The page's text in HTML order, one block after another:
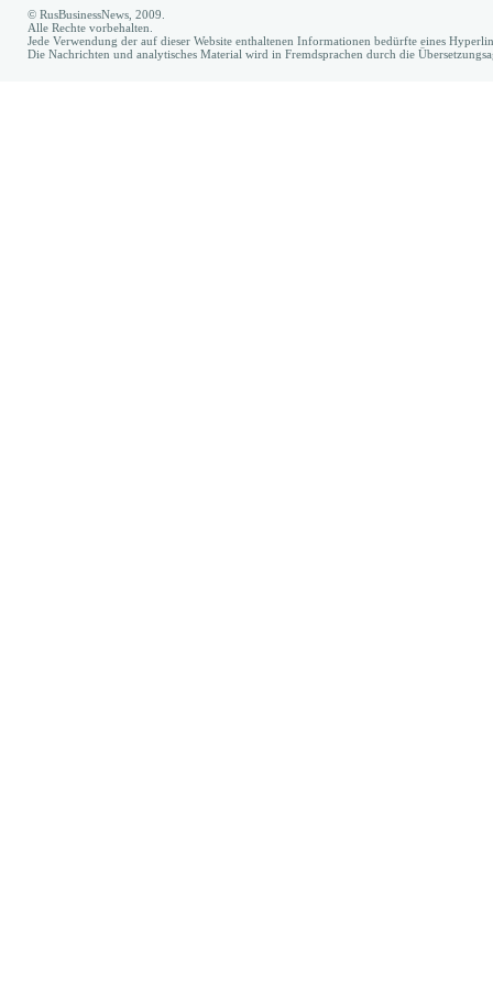
© RusBusinessNews, 2009.
Alle Rechte vorbehalten.
Jede Verwendung der auf dieser Website enthaltenen Informationen bedürfte eines
Die Nachrichten und analytisches Material wird in Fremdsprachen durch die